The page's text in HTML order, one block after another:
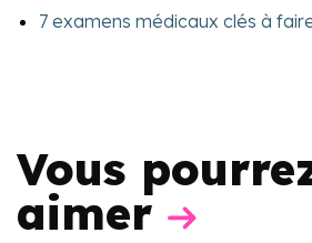
7 examens médicaux clés à
Vous
aimer